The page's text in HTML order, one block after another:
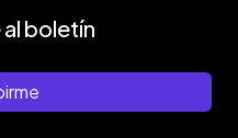
boletín